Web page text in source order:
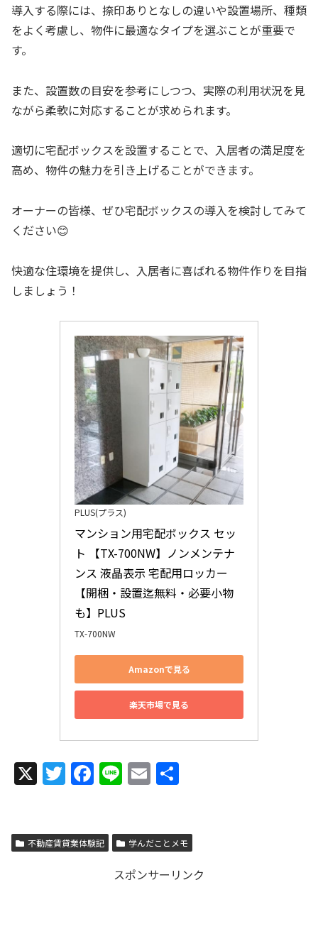
導入する際には、捺印ありとなしの違いや設置場所、種類
をよく考慮し、物件に最適なタイプを選ぶことが重要で
す。
また、設置数の目安を参考にしつつ、実際の利用状況を見
ながら柔軟に対応することが求められます。
適切に宅配ボックスを設置することで、入居者の満足度を
高め、物件の魅力を引き上げることができます。
オーナーの皆様、ぜひ宅配ボックスの導入を検討してみて
ください😊
快適な住環境を提供し、入居者に喜ばれる物件作りを目指
しましょう！
PLUS(プラス)
マンション用宅配ボックス セッ
ト 【TX-700NW】ノンメンテナ
ンス 液晶表示 宅配用ロッカー
【開梱・設置迄無料・必要小物
も】PLUS
TX-700NW
Amazonで見る
楽天市場で見る
X T
er
F
e
Li E
l
不動産賃貸業体験記 学んだことメモ
スポンサーリンク